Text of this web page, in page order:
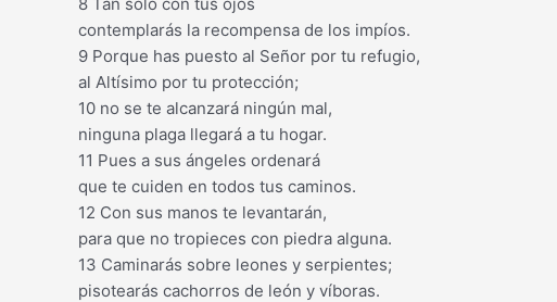
contemplarás la recompensa de los impíos.
9 Porque has puesto al Señor por tu refugio,
al Altísimo por tu protección;
10 no se te alcanzará ningún mal,
ninguna plaga llegará a tu hogar.
11 Pues a sus ángeles ordenará
que te cuiden en todos tus caminos.
12 Con sus manos te levantarán,
para que no tropieces con piedra alguna.
13 Caminarás sobre leones y serpientes;
pisotearás cachorros de león y víboras.